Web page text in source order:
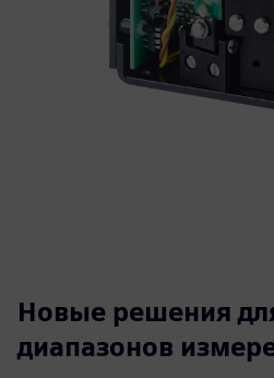
Новые решения
диапазонов